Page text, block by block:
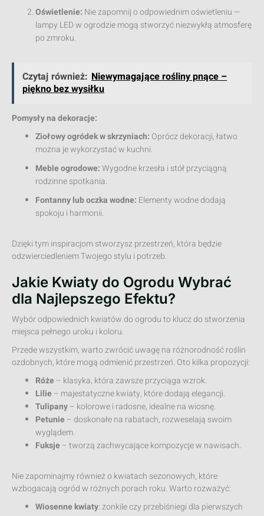
Oświetlenie: Nie zapomnij o odpowiednim oświetleniu —
lampy LED w ogrodzie mogą stworzyć niezwykłą atmosferę
po zmroku.
Czytaj również: Niewymagające rośliny pnące –
piękno bez wysiłku
Pomysły na dekoracje:
Ziołowy ogródek w skrzyniach: Oprócz dekoracji, łatwo
można je wykorzystać w kuchni.
Meble ogrodowe:Wygodne krzesła i stół przyciągną
rodzinne spotkania.
Fontanny lub oczka wodne: Elementy wodne dodają
spokoju i harmonii.
Dzięki tym inspiracjom stworzysz przestrzeń, która będzie
odzwierciedleniem Twojego stylu i potrzeb.
Jakie Kwiaty do Ogrodu Wybrać
dla Najlepszego Efektu?
Wybór odpowiednich kwiatów do ogrodu to klucz do stworzenia
miejsca pełnego uroku i koloru.
Przede wszystkim, warto zwrócić uwagę na różnorodność roślin
ozdobnych, które mogą odmienić przestrzeń. Oto kilka propozycji:
Róże – klasyka, która zawsze przyciąga wzrok.
Lilie – majestatyczne kwiaty, które dodają elegancji.
Tulipany– kolorowe i radosne, idealne na wiosnę.
Petunie – doskonałe na rabatach, rozweselają swoim
wyglądem.
Fuksje – tworzą zachwycające kompozycje w nawisach.
Nie zapominajmy również o kwiatach sezonowych, które
wzbogacają ogród w różnych porach roku. Warto rozważyć:
Wiosenne kwiaty: żonkile czy przebiśniegi dla pierwszych